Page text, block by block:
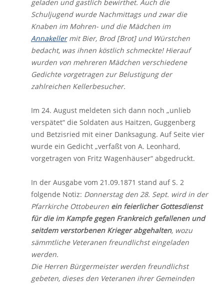
geladen und gastlich bewirthet. Auch die
Schuljugend wurde Nachmittags und zwar die
Knaben im Mohren- und die Mädchen im
Annakellermit Bier, Brod [Brot] und Würstchen
bedacht, was ihnen köstlich schmeckte! Hierauf
wurden von mehreren Mädchen verschiedene
Gedichte vorgetragen zur Belustigung der
zahlreichen Kellerbesucher.
Im 24. August meldeten sich dann noch „unlieb
verspätet“ die Soldaten aus Haitzen, Guggenberg
und Betzisried mit einer Danksagung. Auf Seite vier
wurde ein Gedicht „verfaßt von A. Leonhard,
vorgetragen von Fritz Wagenhäuser“ abgedruckt.
In der Ausgabe vom 21.09.1871 stand auf S. 2
folgende Notiz: Donnerstag den 28. Sept. wird in der
Pfarrkirche Ottobeuren ein feierlicher Gottesdienst
für die im Kampfe gegen Frankreich gefallenen und
seitdem verstorbenen Krieger abgehalten, wozu
sämmtliche Veteranen freundlichst eingeladen
werden.
Die Herren Bürgermeister werden freundlichst
gebeten, dieses den Veteranen ihrer Gemeinden